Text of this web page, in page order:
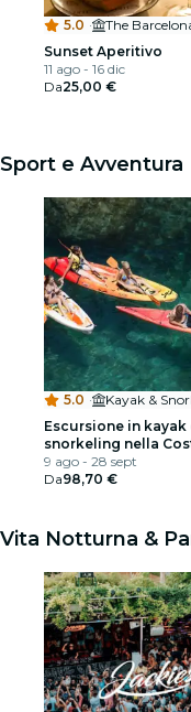
5.0 ·
Sunset Aperitivo
11 ago - 16 dic
Da25,00 €
Sport e Avventura
5.0 ·
Escursione in kayak
snorkeling nella
da Barcellona
9 ago - 28 sept
Da98,70 €
Vita Notturna &